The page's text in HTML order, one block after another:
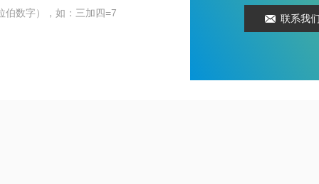
伯数字），如：三加四=7 联系我